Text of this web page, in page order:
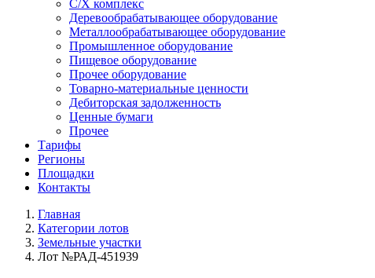
С/Х комплекс
Деревообрабатывающее оборудование
Металлообрабатывающее оборудование
Промышленное оборудование
Пищевое оборудование
Прочее оборудование
Товарно-материальные ценности
Дебиторская задолженность
Ценные бумаги
Прочее
Тарифы
Регионы
Площадки
Контакты
Главная
Категории лотов
Земельные участки
Лот №РАД-451939